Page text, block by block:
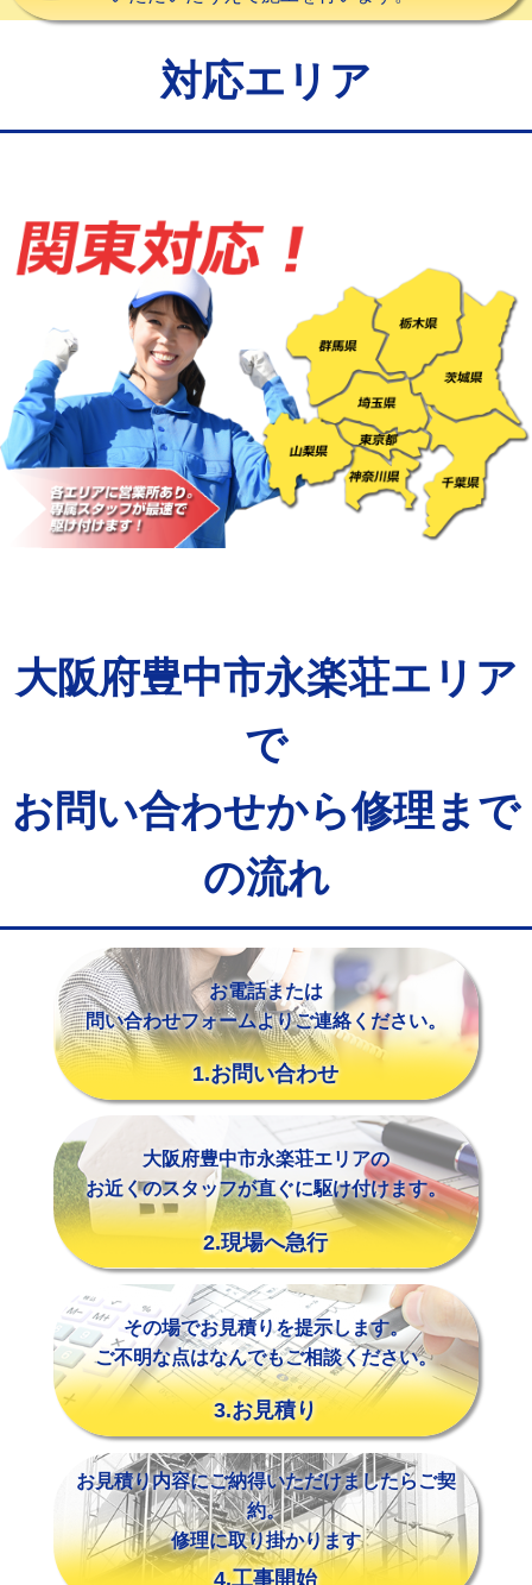
給水管工事※（保温材使用（バンド止
5,500円
給水管工事※（塩ビ管（VP・HI）使
用/3ｍまで)
給水管工事※（塩ビ管（VP・HI）使
用（追加）/3ｍ超え)
+8,800円
給水管工事※（ライニング鋼管・銅
管・ポリ管・HT管使用/3ｍまで)
44,000円
給水管工事※（ライニング鋼管・銅
管・ポリ管・HT管使用/3ｍ超え)
+8,800円
マス交換（土の掘削・埋め戻し作業）
コンクリート斫り（厚さ10㎝まで） 27,500円
コンクリート斫り（厚さ10㎝超え）
モルタル補修（厚さ10㎝超え） 38,500円
※給水管工事は20mmまでの価格です。
対応エリア
大阪府豊中市永楽荘エリア
で
お問い合わせから修理まで
の流れ
お電話または
問い合わせフォームよりご連絡ください。
1.お問い合わせ
大阪府豊中市永楽荘エリアの
お近くのスタッフが直ぐに駆け付けます。
2.現場へ急行
その場でお見積りを提示します。
ご不明な点はなんでもご相談ください。
3.お見積り
お見積り内容にご納得いただけましたらご契
約。
修理に取り掛かります
4.工事開始